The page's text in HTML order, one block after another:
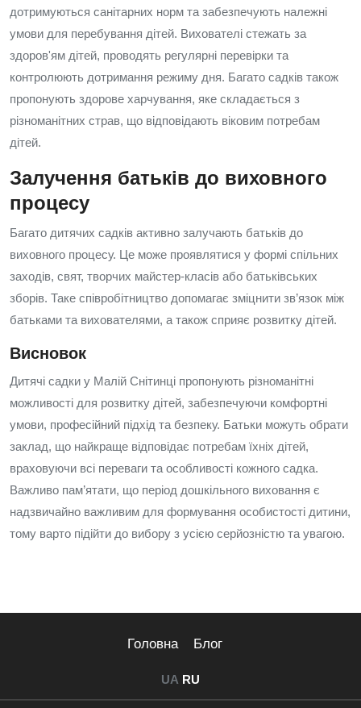
дотримуються санітарних норм та забезпечують належні
умови для перебування дітей. Вихователі стежать за
здоров'ям дітей, проводять регулярні перевірки та
контролюють дотримання режиму дня. Багато садків також
пропонують здорове харчування, яке складається з
різноманітних страв, що відповідають віковим потребам
дітей.
Залучення батьків до виховного
процесу
Багато дитячих садків активно залучають батьків до
виховного процесу. Це може проявлятися у формі спільних
заходів, свят, творчих майстер-класів або батьківських
зборів. Таке співробітництво допомагає зміцнити зв’язок між
батьками та вихователями, а також сприяє розвитку дітей.
Висновок
Дитячі садки у Малій Снітинці пропонують різноманітні
можливості для розвитку дітей, забезпечуючи комфортні
умови, професійний підхід та безпеку. Батьки можуть обрати
заклад, що найкраще відповідає потребам їхніх дітей,
враховуючи всі переваги та особливості кожного садка.
Важливо пам’ятати, що період дошкільного виховання є
надзвичайно важливим для формування особистості дитини,
тому варто підійти до вибору з усією серйозністю та увагою.
Головна Блог
UA RU